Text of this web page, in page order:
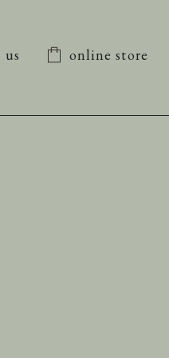
online store